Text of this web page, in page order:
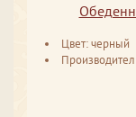
Цвет: черный